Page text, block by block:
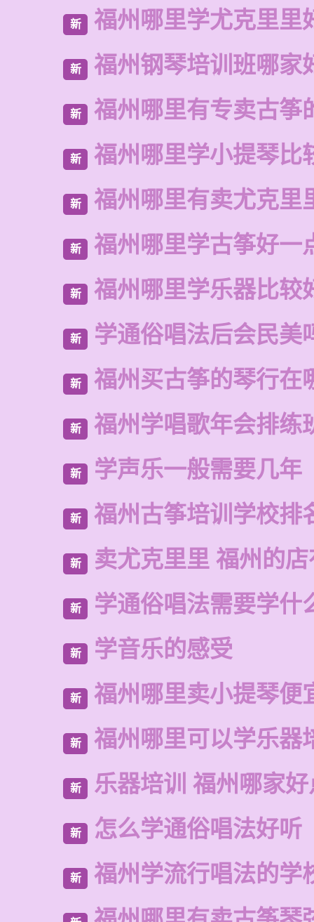
新 福州哪里学尤克里里
新 福州钢琴培训班哪家
新 福州哪里有专卖古筝
新 福州哪里学小提琴比
新 福州哪里有卖尤克里
新 福州哪里学古筝好一
新 福州哪里学乐器比较
新 学通俗唱法后会民美
新 福州买古筝的琴行在
新 福州学唱歌年会排练
新 学声乐一般需要几年
新 福州古筝培训学校排
新 卖尤克里里 福州的
新 学通俗唱法需要学什
新 学音乐的感受
新 福州哪里卖小提琴便
新 福州哪里可以学乐器
新 乐器培训 福州哪家
新 怎么学通俗唱法好听
新 福州学流行唱法的学